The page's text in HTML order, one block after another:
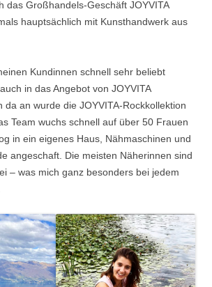
das Großhandels-Geschäft JOYVITA
hauptsächlich mit Kunsthandwerk aus
Kundinnen schnell sehr beliebt
in das Angebot von JOYVITA
da an wurde die JOYVITA-Rockkollektion
Team wuchs schnell auf über 50 Frauen
in ein eigenes Haus, Nähmaschinen und
angeschaft. Die meisten Näherinnen sind
– was mich ganz besonders bei jedem